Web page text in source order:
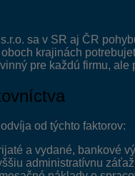
sa v SR aj ČR
krajinách
pre každú firmu,
od týchto faktorov:
a vydané, bankové
administratívnu